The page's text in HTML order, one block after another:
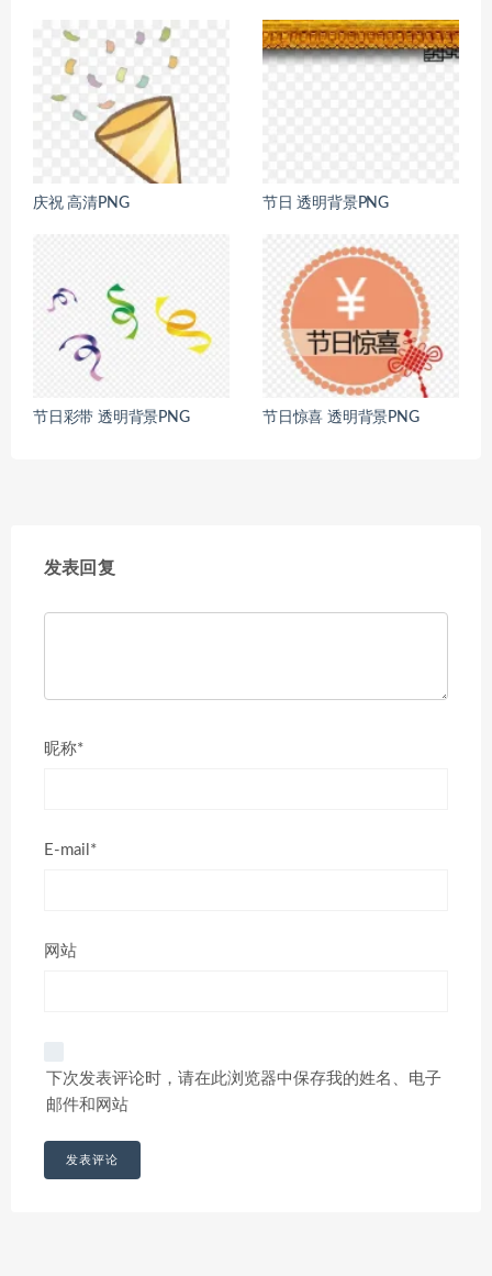
庆祝 高清PNG 节日 透明背景PNG
节日彩带 透明背景PNG 节日惊喜 透明背景PNG
发表回复
昵称*
E-mail*
网站
下次发表评论时，请在此浏览器中保存我的姓名、电子
邮件和网站